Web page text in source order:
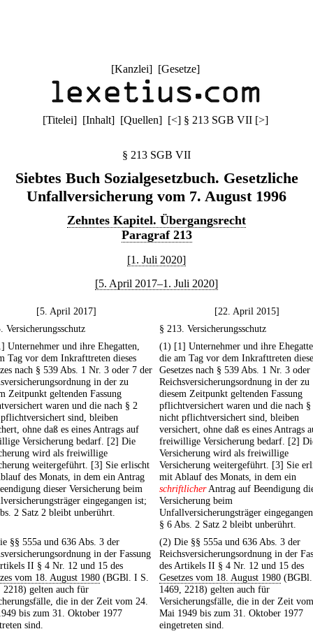
[Kanzlei] [Gesetze]
[Titelei] [Inhalt] [Quellen] [<] § 213 SGB VII [>]
§ 213 SGB VII
Siebtes Buch Sozialgesetzbuch. Gesetzliche
Unfallversicherung vom 7. August 1996
Zehntes Kapitel. Übergangsrecht
Paragraf 213
[1. Juli 2020]
[5. April 2017–1. Juli 2020]
[5. April 2017]
[22. April 2015]
Versicherungsschutz
§ 213. Versicherungsschutz
Unternehmer und ihre Ehegatten,
Tag vor dem Inkrafttreten dieses
nach § 539 Abs. 1 Nr. 3 oder 7 der
in der zu
Zeitpunkt geltenden Fassung
waren und die nach § 2
sind, bleiben
ohne daß es eines Antrags auf
Versicherung bedarf. [2] Die
wird als freiwillige
weitergeführt. [3] Sie erlischt
des Monats, in dem ein Antrag
dieser Versicherung beim
eingegangen ist;
2 Satz 2 bleibt unberührt.
(1) [1] Unternehmer und ihre
die am Tag vor dem Inkrafttreten
Gesetzes nach § 539 Abs. 1 Nr. 3 oder
Reichsversicherungsordnung in der zu
diesem Zeitpunkt geltenden Fassung
pflichtversichert waren und die nach §
nicht pflichtversichert sind, bleiben
versichert, ohne daß es eines Antrags
freiwillige Versicherung bedarf. [2]
Versicherung wird als freiwillige
Versicherung weitergeführt. [3] Sie
mit Ablauf des Monats, in dem ein
schriftlicherAntrag auf Beendigung
Versicherung beim
Unfallversicherungsträger
§ 6 Abs. 2 Satz 2 bleibt unberührt.
§§ 555a und 636 Abs. 3 der
in der Fassung
II § 4 Nr. 12 und 15 des
vom 18. August 1980 (BGBl. I S.
2218) gelten auch für
die in der Zeit vom 24.
bis zum 31. Oktober 1977
sind.
(2) Die §§ 555a und 636 Abs. 3 der
Reichsversicherungsordnung in der
des Artikels II § 4 Nr. 12 und 15 des
Gesetzes vom 18. August 1980
1469, 2218) gelten auch für
Versicherungsfälle, die in der Zeit
Mai 1949 bis zum 31. Oktober 1977
eingetreten sind.